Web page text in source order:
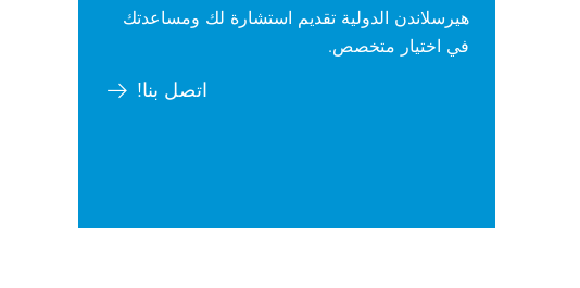
هيرسلاندن الدولية تقديم استشارة لك ومساعدتك
في اختيار متخصص.
اتصل بنا!